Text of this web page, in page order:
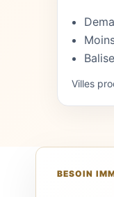
Villes
BESOIN